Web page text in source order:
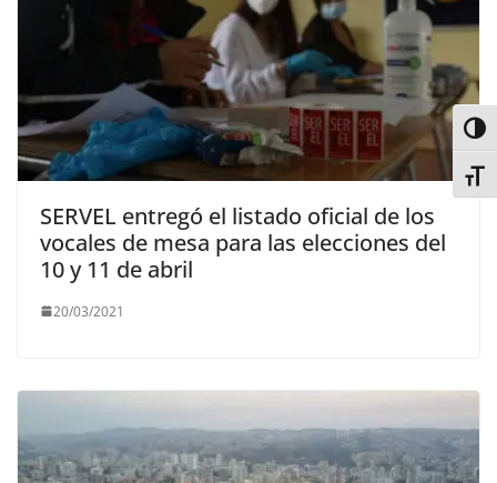
SERVEL entregó el listado oficial de los
vocales de mesa para las elecciones del
10 y 11 de abril
20/03/2021